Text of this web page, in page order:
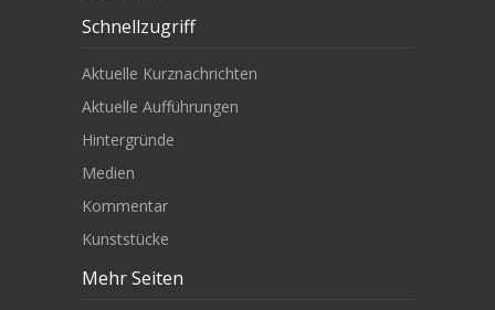
Schnellzugriff
Aktuelle Kurznachrichten
Aktuelle Aufführungen
Hintergründe
Medien
Kommentar
Kunststücke
Mehr Seiten